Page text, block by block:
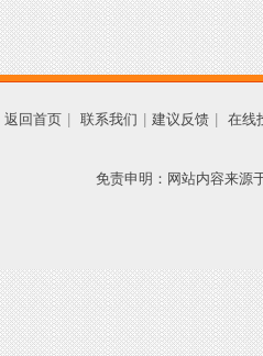
返回首页 联系我们 建议反馈 在线
免责申明：网站内容来源